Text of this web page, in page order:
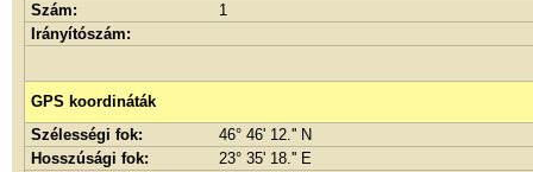
Szám:
1
Irányítószám:
GPS koordináták
Szélességi fok:
46° 46' 12.'' N
Hosszúsági fok:
23° 35' 18.'' E